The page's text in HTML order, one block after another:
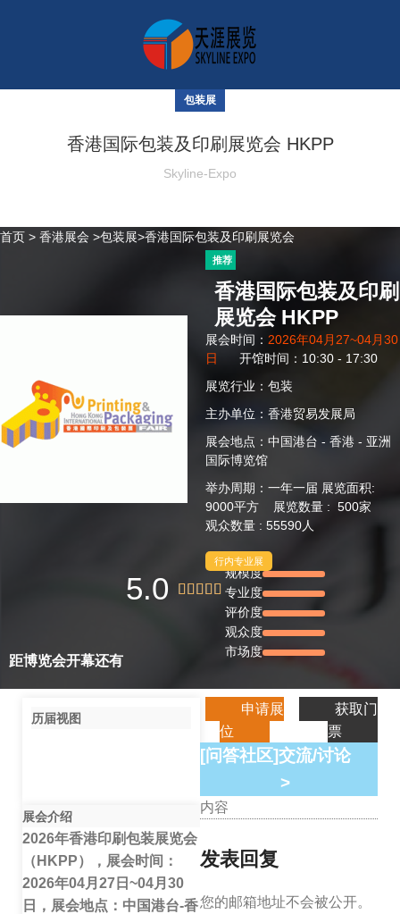
包装展
香港国际包装及印刷展览会 HKPP
Skyline-Expo
首页 >香港展会 >包装展>香港国际包装及印刷展览会
推荐
香港国际包装及印刷
展览会 HKPP
展会时间： 2026年04月27~04月30
日
开馆时间：10:30 - 17:30
展览行业：包装
主办单位：香港贸易发展局
展会地点：中国港台 - 香港 - 亚洲
国际博览馆
举办周期：一年一届 展览面积:
9000平方 展览数量 : 500家
观众数量 : 55590人
行内专业展
5.0     
规模度
专业度
评价度
观众度
市场度
距博览会开幕还有
历届视图
展会介绍
2026年香港印刷包装展览会
（HKPP），展会时间：
2026年04月27日~04月30
日，展会地点：中国港台-香
申请展
位
获取门
票
[问答社区]交流/讨论
>
内容
发表回复
您的邮箱地址不会被公开。